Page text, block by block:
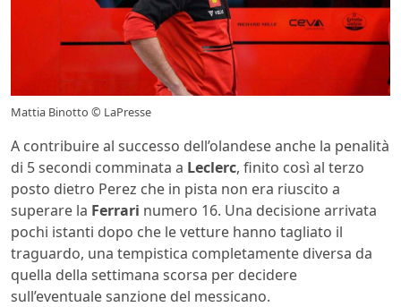
Mattia Binotto © LaPresse
A contribuire al successo dell’olandese anche la penalità
di 5 secondi comminata a Leclerc, finito così al terzo
posto dietro Perez che in pista non era riuscito a
superare la Ferrari numero 16. Una decisione arrivata
pochi istanti dopo che le vetture hanno tagliato il
traguardo, una tempistica completamente diversa da
quella della settimana scorsa per decidere
sull’eventuale sanzione del messicano.